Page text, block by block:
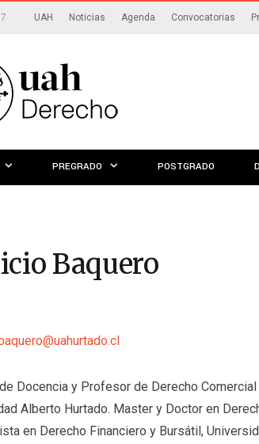
UAH Noticias Agenda Convocatorias
PREGRADO POSTGRADO
Baquero
Docencia y Profesor de Derecho
Alberto Hurtado. Master y Doctor en
en Derecho Financiero y Bursátil,